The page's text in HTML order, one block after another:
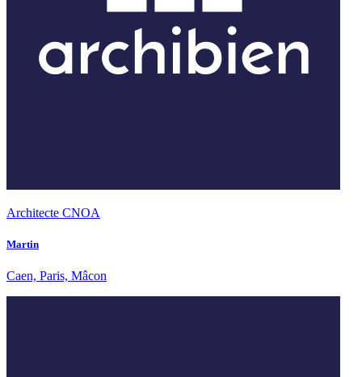
Architecte CNOA
Martin
Caen, Paris, Mâcon